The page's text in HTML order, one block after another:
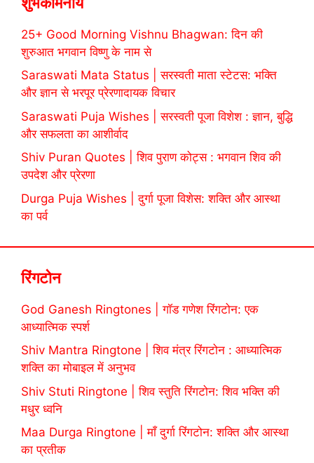
25+ Good Morning Vishnu Bhagwan: दिन की
शुरुआत भगवान विष्णु के नाम से
Saraswati Mata Status | सरस्वती माता स्टेटस: भक्ति
और ज्ञान से भरपूर प्रेरणादायक विचार
Saraswati Puja Wishes | सरस्वती पूजा विशेश : ज्ञान, बुद्धि
और सफलता का आशीर्वाद
Shiv Puran Quotes | शिव पुराण कोट्स : भगवान शिव की
उपदेश और प्रेरणा
Durga Puja Wishes | दुर्गा पूजा विशेस: शक्ति और आस्था
का पर्व
रिंगटोन
God Ganesh Ringtones | गॉड गणेश रिंगटोन: एक
आध्यात्मिक स्पर्श
Shiv Mantra Ringtone | शिव मंत्र रिंगटोन : आध्यात्मिक
शक्ति का मोबाइल में अनुभव
Shiv Stuti Ringtone | शिव स्तुति रिंगटोन: शिव भक्ति की
मधुर ध्वनि
Maa Durga Ringtone | माँ दुर्गा रिंगटोन: शक्ति और आस्था
का प्रतीक